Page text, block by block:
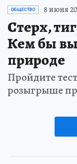
ОБЩЕСТВО 8 июня
Стерх,
Кем бы
природе
Пройдите
розыгрыше